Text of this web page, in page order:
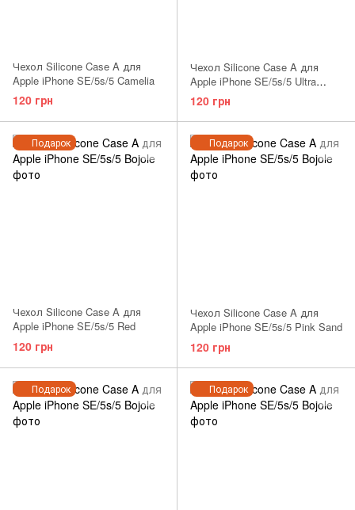
Чехол Silicone Case A для
Apple iPhone SE/5s/5 Camelia
120 грн
Чехол Silicone Case A для
Apple iPhone SE/5s/5 Ultra
Violet
120 грн
Подарок
Чехол Silicone Case A для
Apple iPhone SE/5s/5 Red
120 грн
Подарок
Чехол Silicone Case A для
Apple iPhone SE/5s/5 Pink Sand
120 грн
Подарок Подарок